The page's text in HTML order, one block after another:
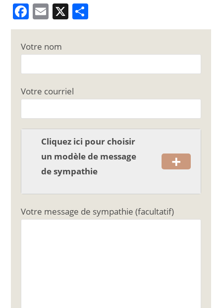
F
a
c
e
b
o
o
k
E
m
ai
l
X
ar
g
er
Votre nom
Votre courriel
Cliquez ici pour choisir
un modèle de message
de sympathie
+
Votre message de sympathie (facultatif)